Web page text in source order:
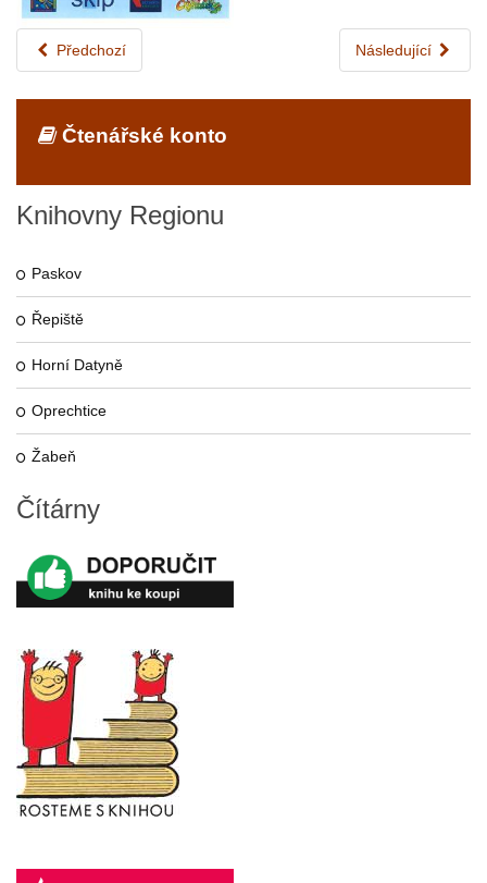
Předchozí Následující
Čtenářské konto
Knihovny Regionu
Paskov
Řepiště
Horní Datyně
Oprechtice
Žabeň
Čítárny